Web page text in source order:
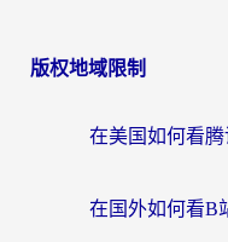
版权地域限制